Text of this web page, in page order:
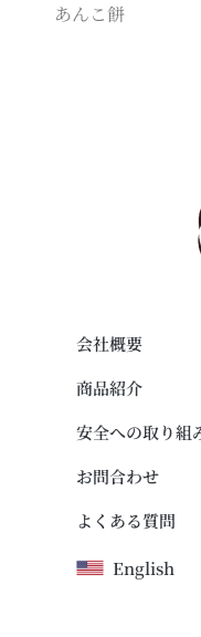
あんこ餅
会社概要
商品紹介
安全への取り組
お問合わせ
よくある質問
English